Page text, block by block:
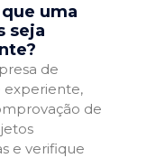
uma
seja
de
experiente,
de
e verifique